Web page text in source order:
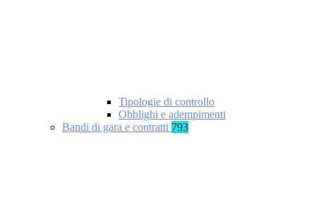
Tipologie di controllo
Obblighi e adempimenti
Bandi di gara e contratti 793